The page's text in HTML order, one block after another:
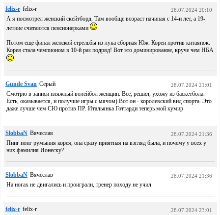
felix-r felix-r 28.07.2024 20:10
А я посмотрел женский скейтборд. Там вообще возраст начиная с 14-и лет, а 19-
летние считаются пенсионерками
Потом ещё финал женской стрельбы из лука сборная Юж. Кореи против китаянок.
Корея стала чемпионом в 10-й раз подряд! Вот это доминирование, круче чем НБА
Gunde Svan Серый 28.07.2024 21:01
Смотрю в записи пляжный волейбол женщин. Всё, решил, ухожу из баскетбола.
Есть, оказывается, и получше игры с мячом) Вот он - королевский вид спорта. Это
даже лучше чем СЮ против ПР. Итальянка Готтарди теперь мой кумир
SlobbaN Вячеслав 28.07.2024 21:36
Пинг понг румыния корея, она сразу приятная на взгляд была, и почему у всех у
них фамилия Ионеску?
SlobbaN Вячеслав 28.07.2024 21:36
На ногах не двигались и проиграли, тренер походу не учил
felix-r felix-r
28.07.2024 23:01